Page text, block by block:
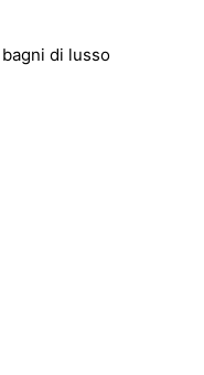
di lusso